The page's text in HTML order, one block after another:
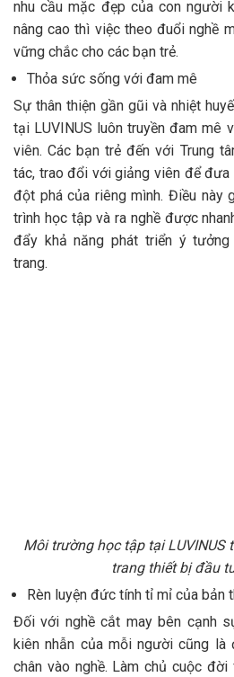
nhu cầu mặc đẹp của con người
nâng cao thì việc theo đuổi nghề
vững chắc cho các bạn trẻ.
Thỏa sức sống với đam mê
Sự thân thiện gần gũi và nhiệt
tại LUVINUS luôn truyền đam mê
viên. Các bạn trẻ đến với Trung
tác, trao đổi với giảng viên để
đột phá của riêng mình. Điều này
trình học tập và ra nghề được
đẩy khả năng phát triển ý
trang.
Môi trường học tập tại LUVINUS
trang thiết bị đầu
Rèn luyện đức tính tỉ mỉ của bản
Đối với nghề cắt may bên cạnh
kiên nhẫn của mỗi người cũng là
chân vào nghề. Làm chủ cuộc